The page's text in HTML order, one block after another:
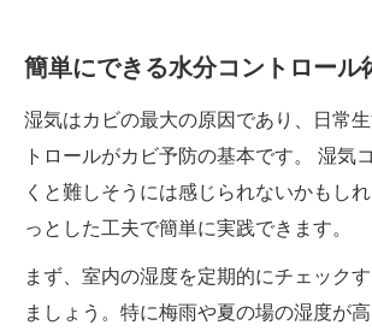
簡単にできる水分コントロール
湿気はカビの最大の原因であり、日常
トロールがカビ予防の基本です。 湿気
くと難しそうには感じられないかもし
っとした工夫で簡単に実践できます。
まず、室内の湿度を定期的にチェック
ましょう。特に梅雨や夏の場の湿度が